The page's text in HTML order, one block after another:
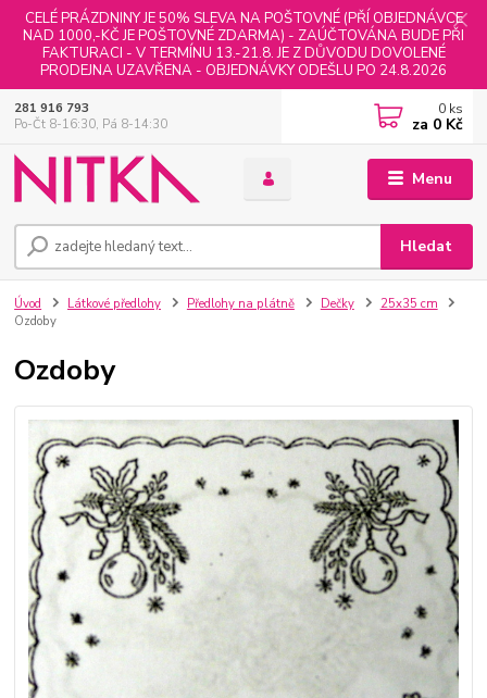
CELÉ PRÁZDNINY JE 50% SLEVA NA POŠTOVNÉ (PŘÍ OBJEDNÁVCE
NAD 1000,-KČ JE POŠTOVNÉ ZDARMA) - ZAÚČTOVÁNA BUDE PŘI
FAKTURACI - V TERMÍNU 13.-21.8. JE Z DŮVODU DOVOLENÉ
PRODEJNA UZAVŘENA - OBJEDNÁVKY ODEŠLU PO 24.8.2026
Menu
Hledat
281 916 793
Po-Čt 8-16:30, Pá 8-14:30
0 ks
za 0 Kč
Úvod Látkové předlohy Předlohy na plátně Dečky
25x35 cm
Ozdoby
Ozdoby